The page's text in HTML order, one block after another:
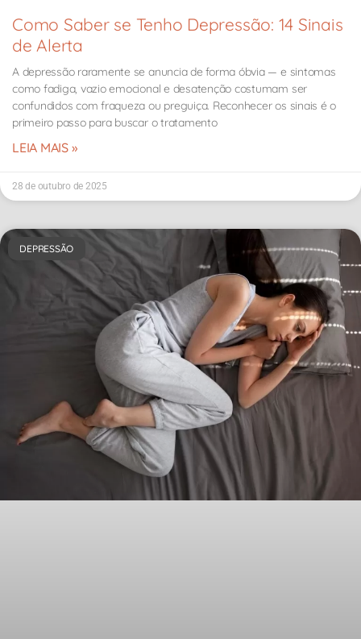
Como Saber se Tenho Depressão: 14 Sinais
de Alerta
A depressão raramente se anuncia de forma óbvia — e sintomas
como fadiga, vazio emocional e desatenção costumam ser
confundidos com fraqueza ou preguiça. Reconhecer os sinais é o
primeiro passo para buscar o tratamento
LEIA MAIS »
28 de outubro de 2025
DEPRESSÃO